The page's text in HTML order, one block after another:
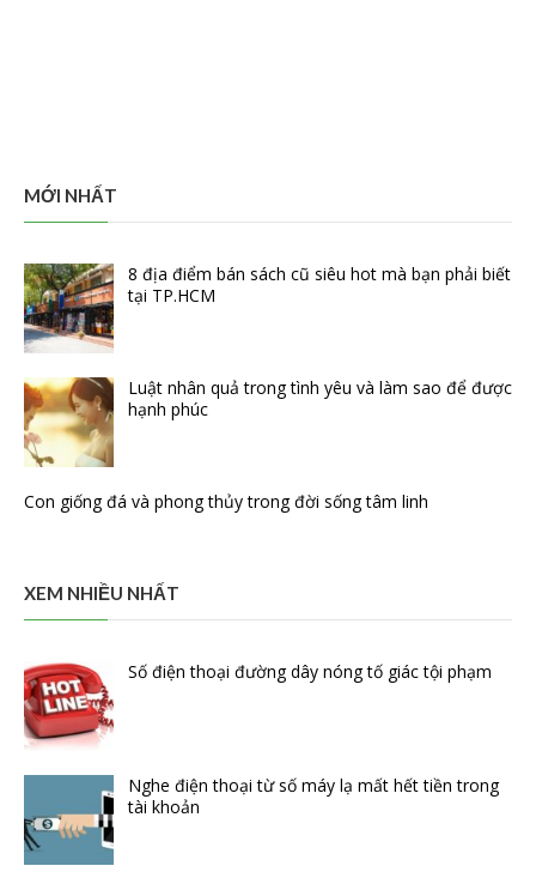
MỚI NHẤT
8 địa điểm bán sách cũ siêu hot mà bạn phải biết
tại TP.HCM
Luật nhân quả trong tình yêu và làm sao để được
hạnh phúc
Con giống đá và phong thủy trong đời sống tâm linh
XEM NHIỀU NHẤT
Số điện thoại đường dây nóng tố giác tội phạm
Nghe điện thoại từ số máy lạ mất hết tiền trong
tài khoản